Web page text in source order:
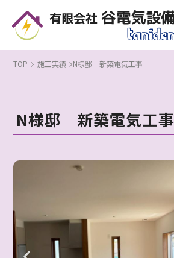
TOP 施工実績 N様邸 新築電気工事
N様邸 新築電気工事